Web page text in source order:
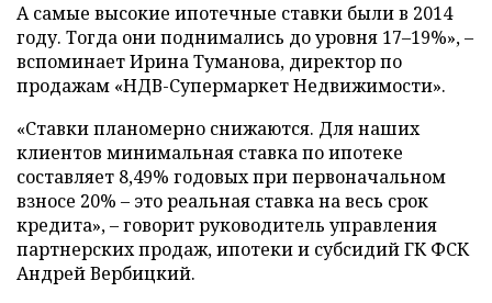
А самые высокие ипотечные ставки были в 2014
году. Тогда они поднимались до уровня 17–19%», –
вспоминает Ирина Туманова, директор по
продажам «НДВ-Супермаркет Недвижимости».
«Ставки планомерно снижаются. Для наших
клиентов минимальная ставка по ипотеке
составляет 8,49% годовых при первоначальном
взносе 20% – это реальная ставка на весь срок
кредита», – говорит руководитель управления
партнерских продаж, ипотеки и субсидий ГК ФСК
Андрей Вербицкий.